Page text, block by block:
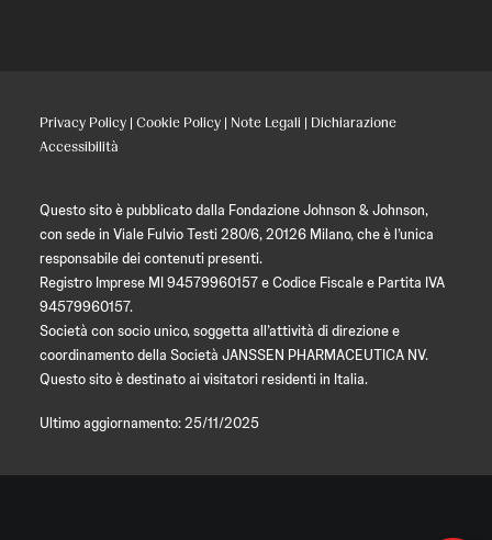
Privacy Policy | Cookie Policy | Note Legali | Dichiarazione
Accessibilità
Questo sito è pubblicato dalla Fondazione Johnson & Johnson,
con sede in Viale Fulvio Testi 280/6, 20126 Milano, che è l’unica
responsabile dei contenuti presenti.
Registro Imprese MI 94579960157 e Codice Fiscale e Partita IVA
94579960157.
Società con socio unico, soggetta all’attività di direzione e
coordinamento della Società JANSSEN PHARMACEUTICA NV.
Questo sito è destinato ai visitatori residenti in Italia.
Ultimo aggiornamento: 25/11/2025